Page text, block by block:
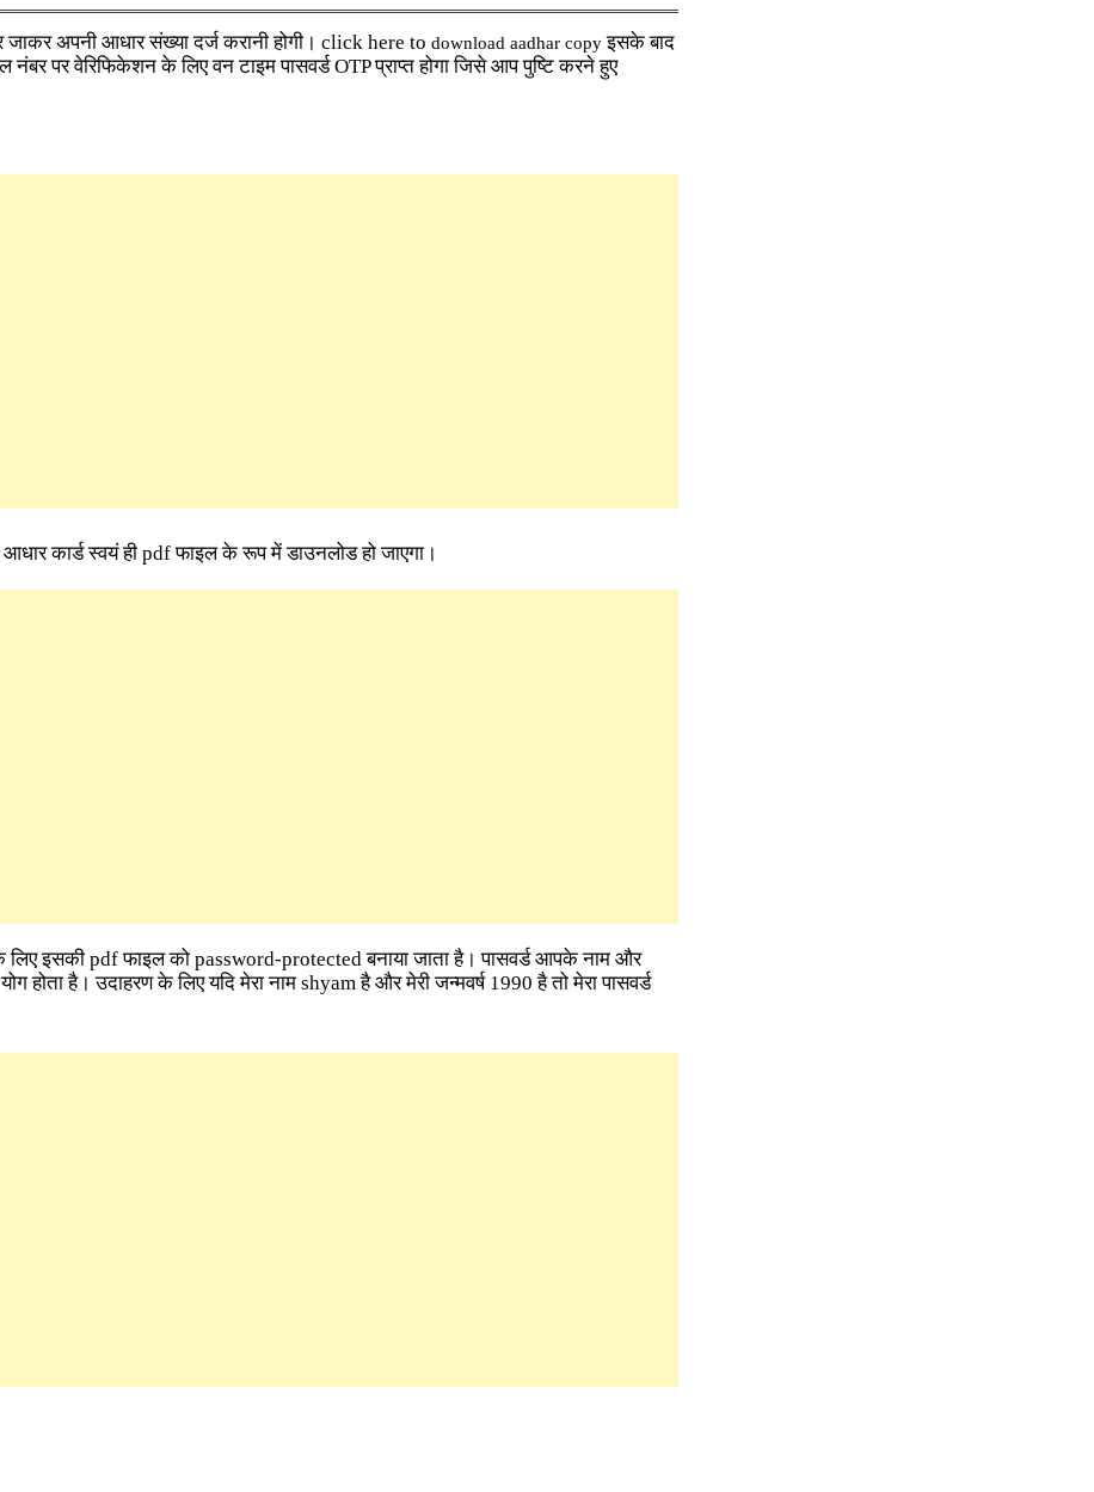
जाकर अपनी आधार संख्या दर्ज करानी होगी। click here to download aadhar copyइसके बाद
पर वेरिफिकेशन के लिए वन टाइम पासवर्ड OTP प्राप्त होगा जिसे आप पुष्टि करने हुए
कार्ड स्वयं ही pdf फाइल के रूप में डाउनलोड हो जाएगा।
लिए इसकी pdf फाइल को password-protected बनाया जाता है। पासवर्ड आपके नाम और
होता है। उदाहरण के लिए यदि मेरा नाम shyam है और मेरी जन्मवर्ष 1990 है तो मेरा पासवर्ड